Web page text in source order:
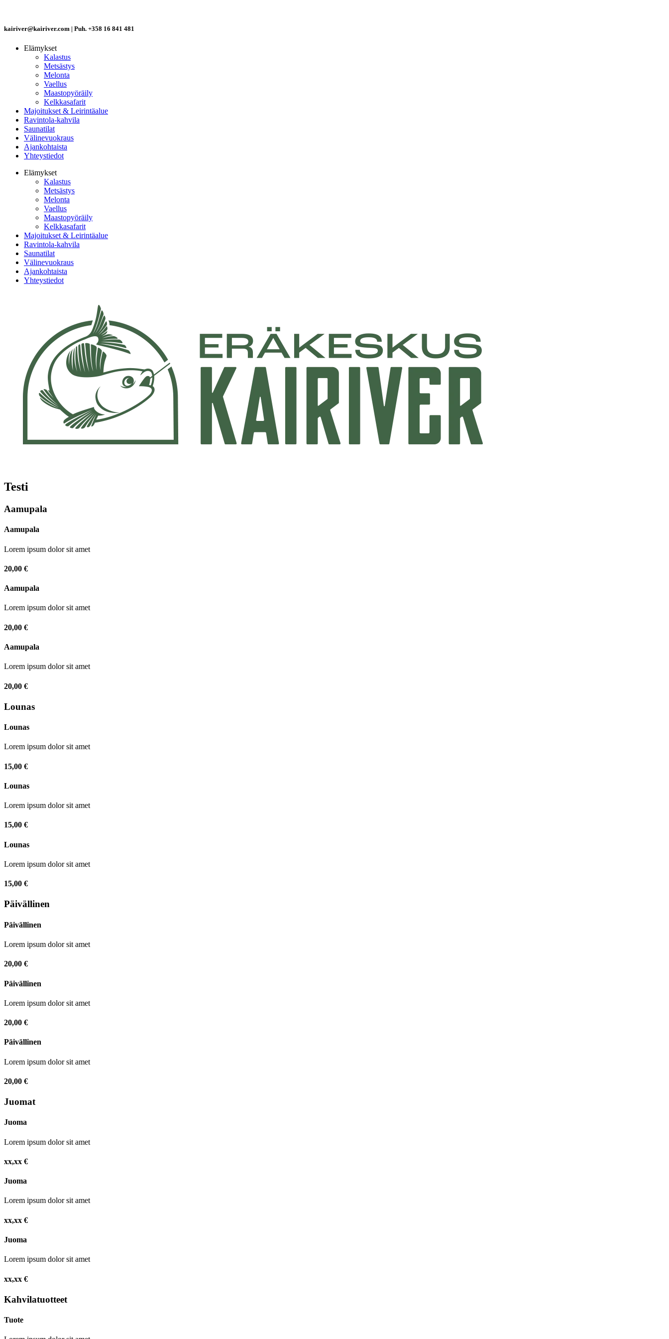
kairiver@kairiver.com | Puh. +358 16 841 481
Elämykset
Kalastus
Metsästys
Melonta
Vaellus
Maastopyöräily
Kelkkasafarit
Majoitukset & Leirintäalue
Ravintola-kahvila
Saunatilat
Välinevuokraus
Ajankohtaista
Yhteystiedot
Elämykset
Kalastus
Metsästys
Melonta
Vaellus
Maastopyöräily
Kelkkasafarit
Majoitukset & Leirintäalue
Ravintola-kahvila
Saunatilat
Välinevuokraus
Ajankohtaista
Yhteystiedot
Testi
Aamupala
Aamupala
Lorem ipsum dolor sit amet
20,00 €
Aamupala
Lorem ipsum dolor sit amet
20,00 €
Aamupala
Lorem ipsum dolor sit amet
20,00 €
Lounas
Lounas
Lorem ipsum dolor sit amet
15,00 €
Lounas
Lorem ipsum dolor sit amet
15,00 €
Lounas
Lorem ipsum dolor sit amet
15,00 €
Päivällinen
Päivällinen
Lorem ipsum dolor sit amet
20,00 €
Päivällinen
Lorem ipsum dolor sit amet
20,00 €
Päivällinen
Lorem ipsum dolor sit amet
20,00 €
Juomat
Juoma
Lorem ipsum dolor sit amet
xx,xx €
Juoma
Lorem ipsum dolor sit amet
xx,xx €
Juoma
Lorem ipsum dolor sit amet
xx,xx €
Kahvilatuotteet
Tuote